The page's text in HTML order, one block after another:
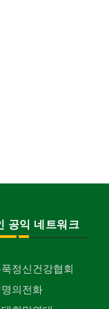
공익 네트워크
정신건강협회
의전화